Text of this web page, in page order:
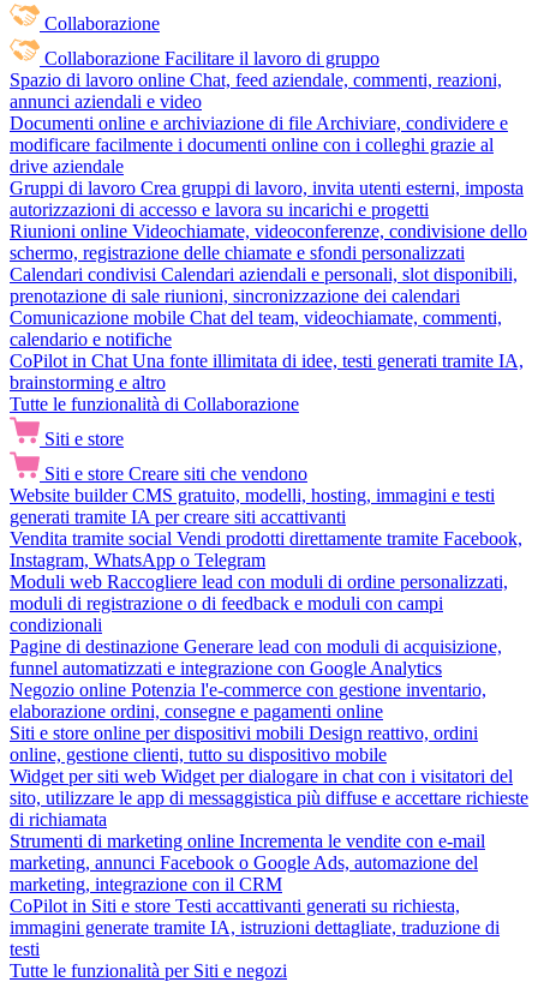
Collaborazione
Collaborazione Facilitare il lavoro di gruppo
Spazio di lavoro online Chat, feed aziendale, commenti, reazioni,
annunci aziendali e video
Documenti online e archiviazione di file Archiviare, condividere e
modificare facilmente i documenti online con i colleghi grazie al
drive aziendale
Gruppi di lavoro Crea gruppi di lavoro, invita utenti esterni, imposta
autorizzazioni di accesso e lavora su incarichi e progetti
Riunioni online Videochiamate, videoconferenze, condivisione dello
schermo, registrazione delle chiamate e sfondi personalizzati
Calendari condivisi Calendari aziendali e personali, slot disponibili,
prenotazione di sale riunioni, sincronizzazione dei calendari
Comunicazione mobile Chat del team, videochiamate, commenti,
calendario e notifiche
CoPilot in Chat Una fonte illimitata di idee, testi generati tramite IA,
brainstorming e altro
Tutte le funzionalità di Collaborazione
Siti e store
Siti e store Creare siti che vendono
Website builder CMS gratuito, modelli, hosting, immagini e testi
generati tramite IA per creare siti accattivanti
Vendita tramite social Vendi prodotti direttamente tramite Facebook,
Instagram, WhatsApp o Telegram
Moduli web Raccogliere lead con moduli di ordine personalizzati,
moduli di registrazione o di feedback e moduli con campi
condizionali
Pagine di destinazione Generare lead con moduli di acquisizione,
funnel automatizzati e integrazione con Google Analytics
Negozio online Potenzia l'e-commerce con gestione inventario,
elaborazione ordini, consegne e pagamenti online
Siti e store online per dispositivi mobili Design reattivo, ordini
online, gestione clienti, tutto su dispositivo mobile
Widget per siti web Widget per dialogare in chat con i visitatori del
sito, utilizzare le app di messaggistica più diffuse e accettare richieste
di richiamata
Strumenti di marketing online Incrementa le vendite con e-mail
marketing, annunci Facebook o Google Ads, automazione del
marketing, integrazione con il CRM
CoPilot in Siti e store Testi accattivanti generati su richiesta,
immagini generate tramite IA, istruzioni dettagliate, traduzione di
testi
Tutte le funzionalità per Siti e negozi